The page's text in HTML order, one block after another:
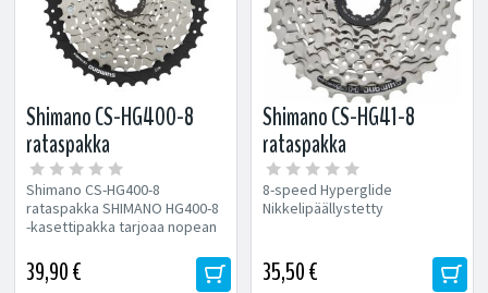
Shimano CS-HG400-8
rataspakka
Shimano CS-HG400-8
rataspakka SHIMANO HG400-8
-kasettipakka tarjoaa nopean
vaihteenvaihdon eri
pyöräkokoonpanoille....
39,90 €
Shimano CS-HG41-8
rataspakka
8-speed Hyperglide
Nikkelipäällystetty
35,50 €